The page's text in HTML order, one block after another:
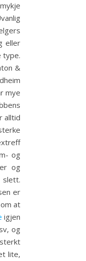
eller
type.
&
mye
alltid
og
og
slett.
er
at
igjen
og
lite,